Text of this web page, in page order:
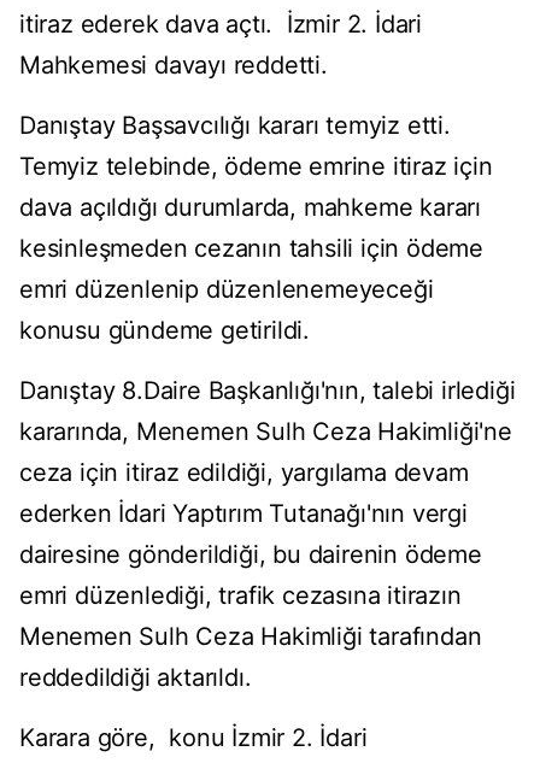
itiraz ederek dava açtı. İzmir 2. İdari
Mahkemesi davayı reddetti.
Danıştay Başsavcılığı kararı temyiz etti.
Temyiz telebinde, ödeme emrine itiraz için
dava açıldığı durumlarda, mahkeme kararı
kesinleşmeden cezanın tahsili için ödeme
emri düzenlenip düzenlenemeyeceği
konusu gündeme getirildi.
Danıştay 8.Daire Başkanlığı'nın, talebi irlediği
kararında, Menemen Sulh Ceza Hakimliği'ne
ceza için itiraz edildiği, yargılama devam
ederken İdari Yaptırım Tutanağı'nın vergi
dairesine gönderildiği, bu dairenin ödeme
emri düzenlediği, trafik cezasına itirazın
Menemen Sulh Ceza Hakimliği tarafından
reddedildiği aktarıldı.
Karara göre, konu İzmir 2. İdari